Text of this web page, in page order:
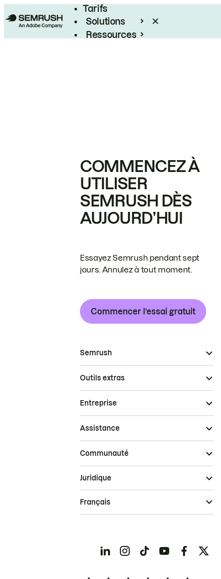
Tarifs
Solutions
Ressources
COMMENCEZ À
UTILISER
SEMRUSH DÈS
AUJOURD’HUI
Essayez Semrush pendant sept
jours. Annulez à tout moment.
Commencer l’essai gratuit
Semrush
Outils extras
Entreprise
Assistance
Communauté
Juridique
Français